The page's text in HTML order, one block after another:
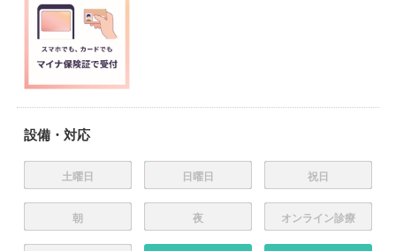
設備・対応
土曜日 日曜日 祝日
朝 夜 オンライン診療